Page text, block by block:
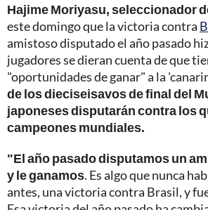
Hajime Moriyasu, seleccionador
este domingo que la victoria contra
amistoso disputado el año pasado
jugadores se dieran cuenta de que
"oportunidades de ganar" a la
de los dieciseisavos de final del
japoneses disputarán contra los
campeones mundiales.
"El año pasado disputamos un
y le ganamos. Es algo que nunca
antes, una victoria contra Brasil, y